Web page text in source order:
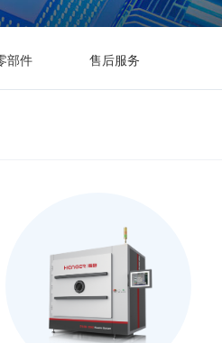
部件 售后服务